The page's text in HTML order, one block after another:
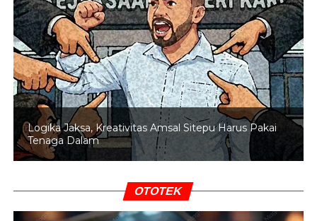
kedua institusi tersebut pada tugas pokok dan fungsi
masing-masing.
BACA JUGA Tersangka Pengancam Penggal
Jokowi Bekerja di Yayasan Wakaf Qur'an
Menurut dia, TNI dan Polri seharusnya fokus
mengembangkan organisasi sesuai mandat utama yang
terus diperluas ke berbagai tugas di luar fungsi
pertahanan dan keamanan.
Logika Jaksa, Kreativitas Amsal Sitepu Harus Pakai
Tenaga Dalam
OTOTEK